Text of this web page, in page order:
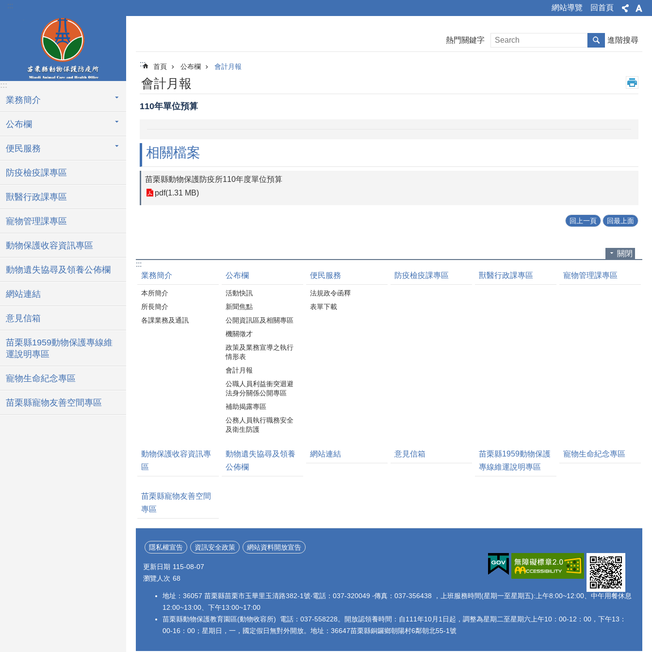
跳到主要內容區塊
::: 網站導覽 回首頁
:::
業務簡介
公布欄
便民服務
防疫檢疫課專區
獸醫行政課專區
寵物管理課專區
動物保護收容資訊專區
動物遺失協尋及領養公佈欄
網站連結
意見信箱
苗栗縣1959動物保護專線維
運說明專區
寵物生命紀念專區
苗栗縣寵物友善空間專區
熱門關鍵字 進階搜尋
::: 首頁 公布欄 會計月報
會計月報
110年單位預算
相關檔案
苗栗縣動物保護防疫所110年度單位預算
pdf(1.31 MB)
回上一頁 回最上面
關閉
:::
業務簡介
本所簡介
所長簡介
各課業務及通訊
公布欄
活動快訊
新聞焦點
公開資訊區及相關專區
機關徵才
政策及業務宣導之執行
情形表
會計月報
公職人員利益衝突迴避
法身分關係公開專區
補助揭露專區
公務人員執行職務安全
及衛生防護
便民服務
法規政令函釋
表單下載
防疫檢疫課專區 獸醫行政課專區 寵物管理課專區
動物保護收容資訊專
區
動物遺失協尋及領養
公佈欄
網站連結 意見信箱
苗栗縣1959動物保護
專線維運說明專區
寵物生命紀念專區
苗栗縣寵物友善空間
專區
隱私權宣告 資訊安全政策 網站資料開放宣告
更新日期 115-08-07
瀏覽人次 68
地址：36057 苗栗縣苗栗市玉華里玉清路382-1號‧電話：037-320049 ‧傳真：037-356438 ，上班服務時間(星期一至星期五):上午8:00~12:00、中午用餐休息
12:00~13:00、下午13:00~17:00
苗栗縣動物保護教育園區(動物收容所) 電話：037-558228。開放認領養時間：自111年10月1日起，調整為星期二至星期六上午10：00-12：00，下午13：
00-16：00；星期日，一，國定假日無對外開放。地址：36647苗栗縣銅鑼鄉朝陽村6鄰朝北55-1號